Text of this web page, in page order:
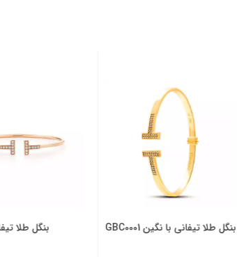
بنگل طلا تیفانی با نگین GBC0001 بنگل طلا